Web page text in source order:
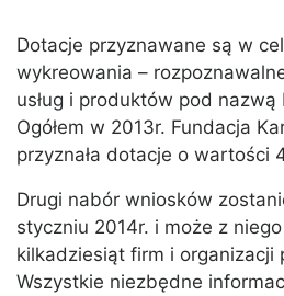
Dotacje przyznawane są w
wykreowania –
usług i produktów pod nazwą
Ogółem w 2013r. Fundacja
przyznała dotacje o wartości
Drugi nabór wniosków
styczniu 2014r. i może z
kilkadziesiąt firm i organizacji
Wszystkie niezbędne